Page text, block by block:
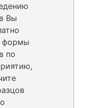
Вы
формы
по